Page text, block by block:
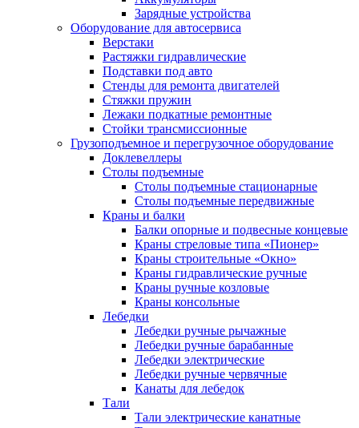
Зарядные устройства
Оборудование для автосервиса
Верстаки
Растяжки гидравлические
Подставки под авто
Стенды для ремонта двигателей
Стяжки пружин
Лежаки подкатные ремонтные
Стойки трансмиссионные
Грузоподъемное и перегрузочное оборудование
Доклевеллеры
Столы подъемные
Столы подъемные стационарные
Столы подъемные передвижные
Краны и балки
Балки опорные и подвесные концевые
Краны стреловые типа «Пионер»
Краны строительные «Окно»
Краны гидравлические ручные
Краны ручные козловые
Краны консольные
Лебедки
Лебедки ручные рычажные
Лебедки ручные барабанные
Лебедки электрические
Лебедки ручные червячные
Канаты для лебедок
Тали
Тали электрические канатные